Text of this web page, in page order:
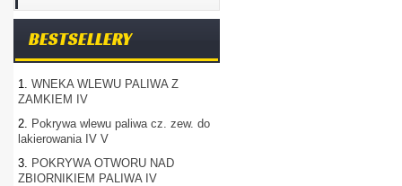
BESTSELLERY
1. WNEKA WLEWU PALIWA Z
ZAMKIEM IV
2. Pokrywa wlewu paliwa cz. zew. do
lakierowania IV V
3. POKRYWA OTWORU NAD
ZBIORNIKIEM PALIWA IV